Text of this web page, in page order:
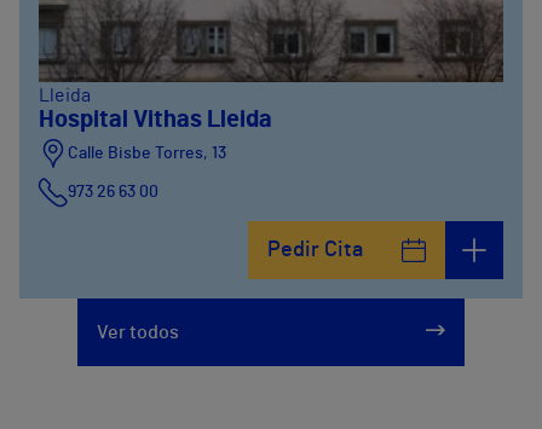
Lleida
Hospital Vithas Lleida
Calle Bisbe Torres, 13
973 26 63 00
Pedir Cita
Ver todos